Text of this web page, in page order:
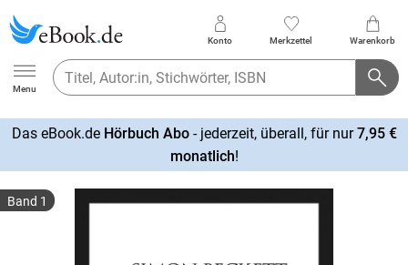
Ebook.de
Menu
Konto Merkzettel Warenkorb
Das eBook.de Hörbuch Abo- jederzeit, überall, für nur7,95 €
monatlich!
Band 1